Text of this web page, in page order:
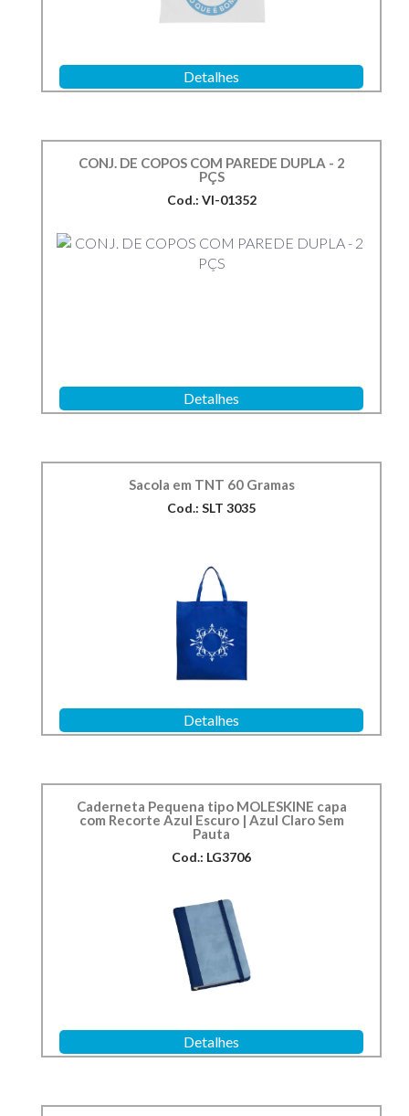
Detalhes
CONJ. DE COPOS COM PAREDE DUPLA - 2
PÇS
Cod.: VI-01352
Detalhes
Sacola em TNT 60 Gramas
Cod.: SLT 3035
Detalhes
Caderneta Pequena tipo MOLESKINE capa
com Recorte Azul Escuro | Azul Claro Sem
Pauta
Cod.: LG3706
Detalhes